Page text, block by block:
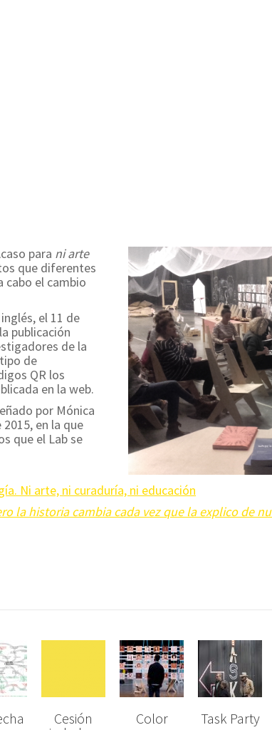
para ni arte
que diferentes
cabo el cambio
el 11 de
publicación
de la
de
QR los
en la web.
por Mónica
en la que
que el Lab se
Ni arte, ni curaduría, ni educación
la historia cambia cada vez que la explico de
Cesión
Color
Task Party